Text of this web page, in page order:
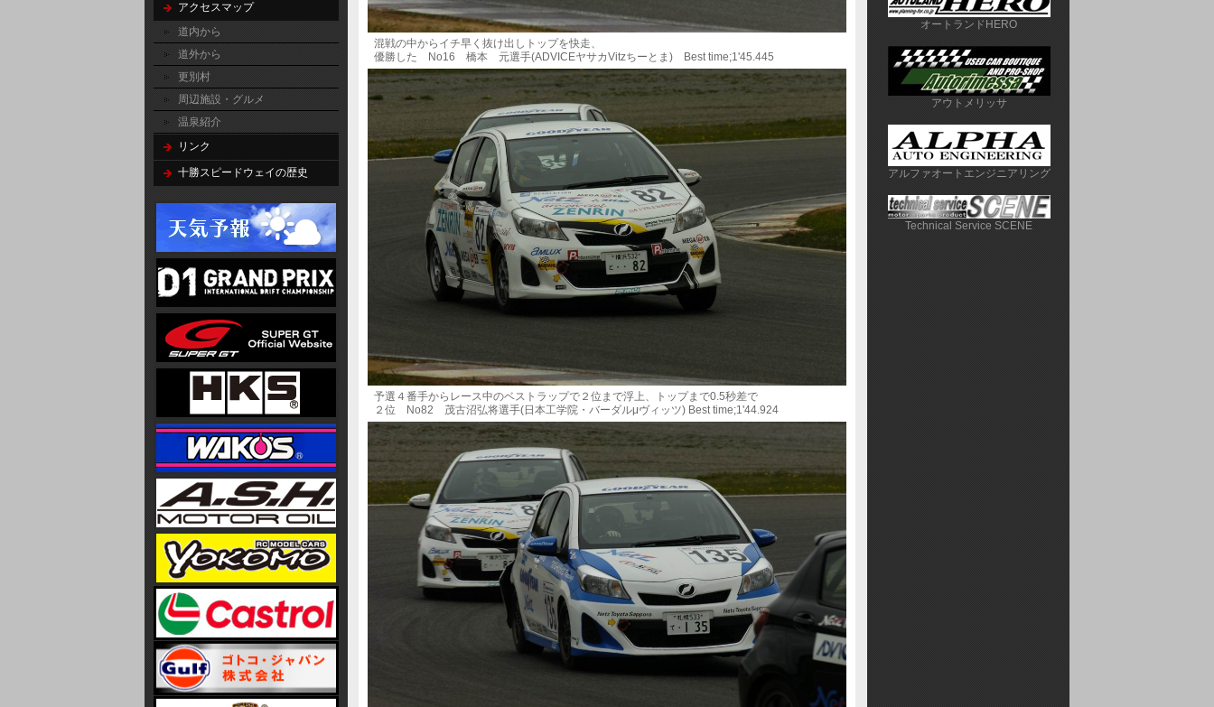
アクセスマップ
道内から
道外から
更別村
周辺施設・グルメ
温泉紹介
リンク
十勝スピードウェイの歴史
混戦の中からイチ早く抜け出しトップを快走、
優勝した No16 橋本 元選手(ADVICEヤサカVitzちーとま) Best time;1'45.445
予選４番手からレース中のベストラップで２位まで浮上、トップまで0.5秒差で
２位 No82 茂古沼弘将選手(日本工学院・バーダルμヴィッツ) Best time;1'44.924
オートランドHERO
アウトメリッサ
アルファオートエンジニアリング
Technical Service SCENE